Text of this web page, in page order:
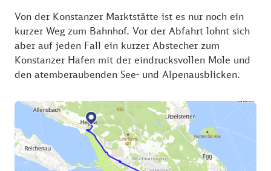
Südwestlich des Brunnens erhebt sich das
auffallende, 1774 erbaute Haus "Zum Wolf" mit
seiner für Konstanz einzigartigen Rokoko-Fassade.
Entlang der Marktstätte finden sich zahlreiche
Restaurants und Cafés.
Von der Konstanzer Marktstätte ist es nur noch ein
kurzer Weg zum Bahnhof. Vor der Abfahrt lohnt sich
aber auf jeden Fall ein kurzer Abstecher zum
Konstanzer Hafen mit der eindrucksvollen Mole und
den atemberaubenden See- und Alpenausblicken.